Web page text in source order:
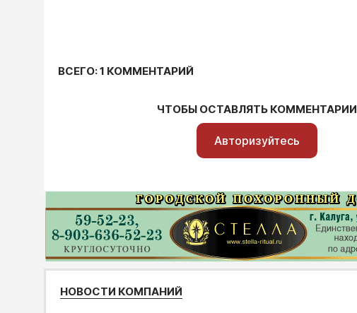
ВСЕГО: 1 КОММЕНТАРИЙ
ЧТОБЫ ОСТАВЛЯТЬ КОММЕНТАРИИ
Авторизуйтесь
НОВОСТИ КОМПАНИЙ